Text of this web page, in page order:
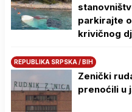
parkirajte
krivičnog
REPUBLIKA SRPSKA / BIH
Zenički
prenoćili u